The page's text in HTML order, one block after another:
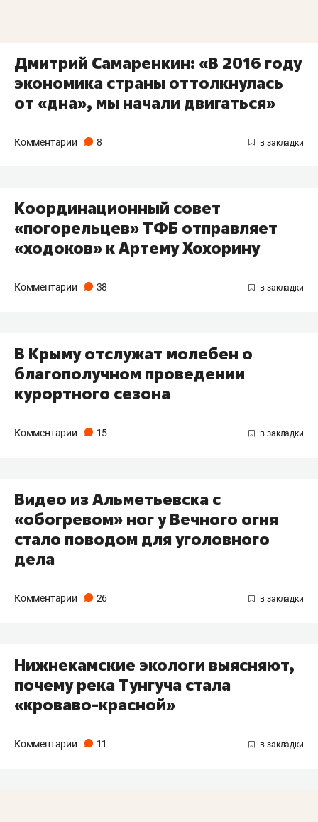
Дмитрий Самаренкин: «В 2016 году
экономика страны оттолкнулась
от «дна», мы начали двигаться»
Комментарии 8
​Координационный совет
«погорельцев» ТФБ отправляет
«ходоков» к Артему Хохорину
Комментарии 38
В Крыму отслужат молебен о
благополучном проведении
курортного сезона
Комментарии 15
Видео из Альметьевска с
«обогревом» ног у Вечного огня
стало поводом для уголовного
дела
Комментарии 26
Нижнекамские экологи выясняют,
почему река Тунгуча стала
«кроваво-красной»
Комментарии 11